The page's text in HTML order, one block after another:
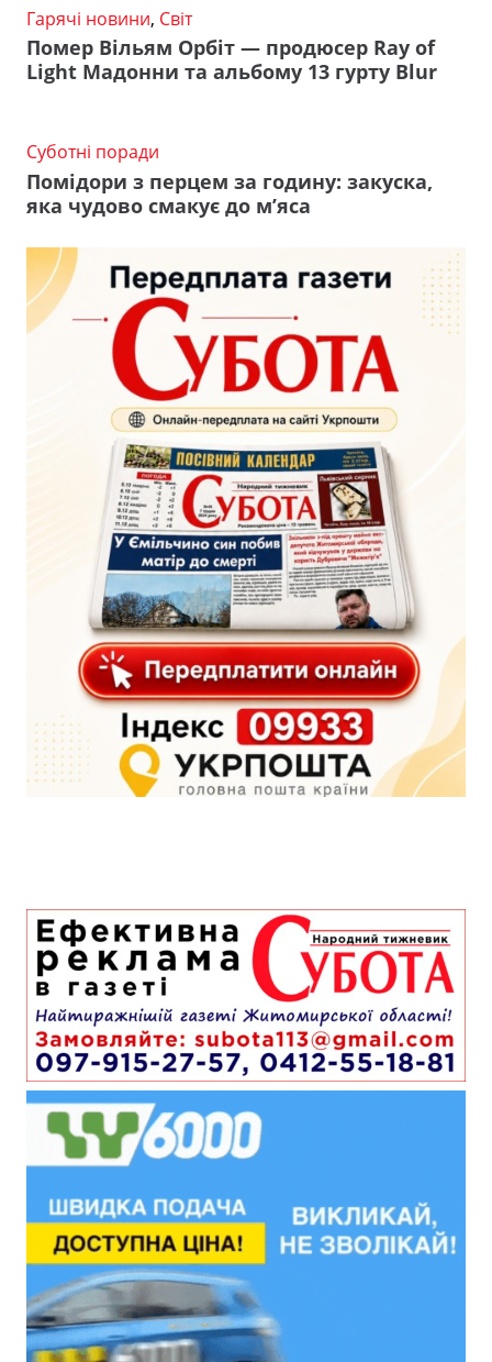
Гарячі новини, Світ
Помер Вільям Орбіт — продюсер Ray of
Light Мадонни та альбому 13 гурту Blur
Суботні поради
Помідори з перцем за годину: закуска,
яка чудово смакує до м’яса